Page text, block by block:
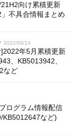
向け累積更新
不具合情報まとめ
2022/09/14
年5月累積更新
、KB5013942、
など
ログラム情報配信
KB5012647など)